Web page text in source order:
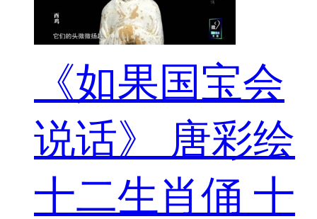
《如果国宝会
说话》 唐彩绘
十二生肖俑 十